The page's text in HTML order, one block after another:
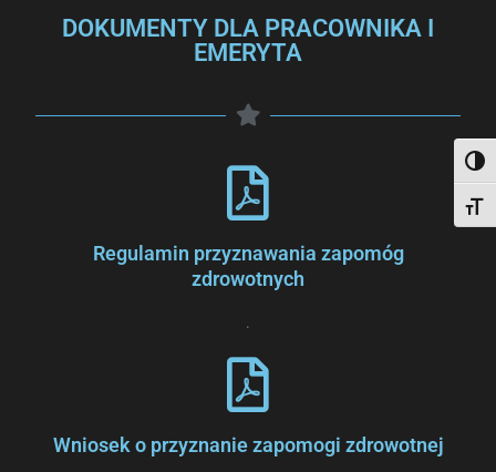
DOKUMENTY DLA PRACOWNIKA I
EMERYTA
Regulamin przyznawania zapomóg
zdrowotnych
.
Wniosek o przyznanie zapomogi zdrowotnej